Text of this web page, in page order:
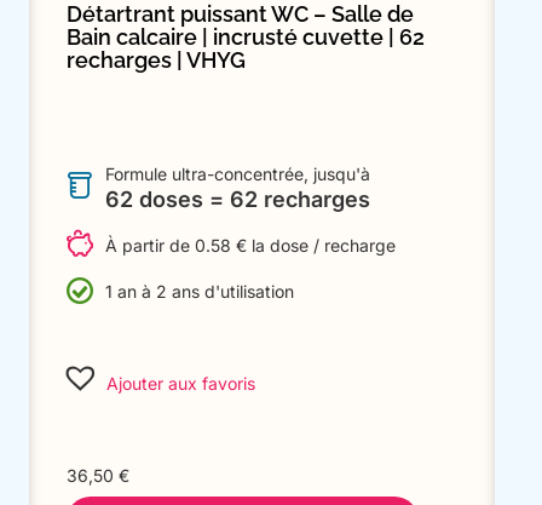
Détartrant puissant WC – Salle de
Bain calcaire | incrusté cuvette | 62
recharges | VHYG
Formule ultra-concentrée, jusqu'à
62 doses = 62 recharges
À partir de 0.58 € la dose / recharge
1 an à 2 ans d'utilisation
Ajouter aux favoris
36,50 €